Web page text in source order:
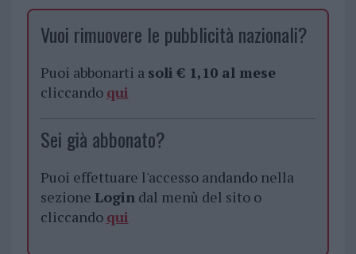
Vuoi rimuovere le pubblicità nazionali?
Puoi abbonarti a soli € 1,10 al mese
cliccando qui
Sei già abbonato?
Puoi effettuare l'accesso andando nella
sezione Logindal menù del sito o
cliccando qui